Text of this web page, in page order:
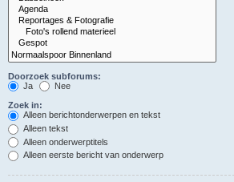
Doorzoek subforums:
Ja
Nee
Zoek in:
Alleen berichtonderwerpen en tekst
Alleen tekst
Alleen onderwerptitels
Alleen eerste bericht van onderwerp